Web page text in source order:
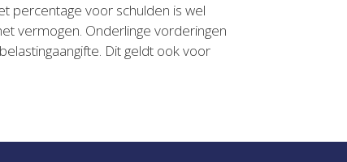
percentage voor schulden is wel
vermogen. Onderlinge vorderingen
Dit geldt ook voor